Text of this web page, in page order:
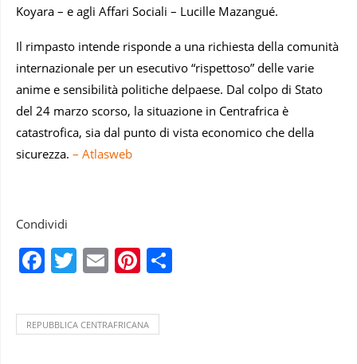
Koyara – e agli Affari Sociali – Lucille Mazangué.
Il rimpasto intende risponde a una richiesta della comunità
internazionale per un esecutivo “rispettoso” delle varie
anime e sensibilità politiche delpaese. Dal colpo di Stato
del 24 marzo scorso, la situazione in Centrafrica è
catastrofica, sia dal punto di vista economico che della
sicurezza. – Atlasweb
Condividi
Facebook
Twitter
EmailPinterest
REPUBBLICA CENTRAFRICANA